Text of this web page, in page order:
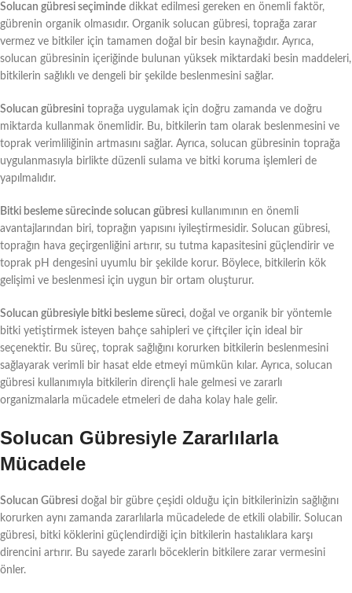
Solucan gübresi seçiminde dikkat edilmesi gereken en önemli faktör,
gübrenin organik olmasıdır. Organik solucan gübresi, toprağa zarar
vermez ve bitkiler için tamamen doğal bir besin kaynağıdır. Ayrıca,
solucan gübresinin içeriğinde bulunan yüksek miktardaki besin maddeleri,
bitkilerin sağlıklı ve dengeli bir şekilde beslenmesini sağlar.
Solucan gübresini toprağa uygulamak için doğru zamanda ve doğru
miktarda kullanmak önemlidir. Bu, bitkilerin tam olarak beslenmesini ve
toprak verimliliğinin artmasını sağlar. Ayrıca, solucan gübresinin toprağa
uygulanmasıyla birlikte düzenli sulama ve bitki koruma işlemleri de
yapılmalıdır.
Bitki besleme sürecinde solucan gübresi kullanımının en önemli
avantajlarından biri, toprağın yapısını iyileştirmesidir. Solucan gübresi,
toprağın hava geçirgenliğini artırır, su tutma kapasitesini güçlendirir ve
toprak pH dengesini uyumlu bir şekilde korur. Böylece, bitkilerin kök
gelişimi ve beslenmesi için uygun bir ortam oluşturur.
Solucan gübresiyle bitki besleme süreci, doğal ve organik bir yöntemle
bitki yetiştirmek isteyen bahçe sahipleri ve çiftçiler için ideal bir
seçenektir. Bu süreç, toprak sağlığını korurken bitkilerin beslenmesini
sağlayarak verimli bir hasat elde etmeyi mümkün kılar. Ayrıca, solucan
gübresi kullanımıyla bitkilerin dirençli hale gelmesi ve zararlı
organizmalarla mücadele etmeleri de daha kolay hale gelir.
Solucan Gübresiyle Zararlılarla
Mücadele
Solucan Gübresi doğal bir gübre çeşidi olduğu için bitkilerinizin sağlığını
korurken aynı zamanda zararlılarla mücadelede de etkili olabilir. Solucan
gübresi, bitki köklerini güçlendirdiği için bitkilerin hastalıklara karşı
direncini artırır. Bu sayede zararlı böceklerin bitkilere zarar vermesini
önler.